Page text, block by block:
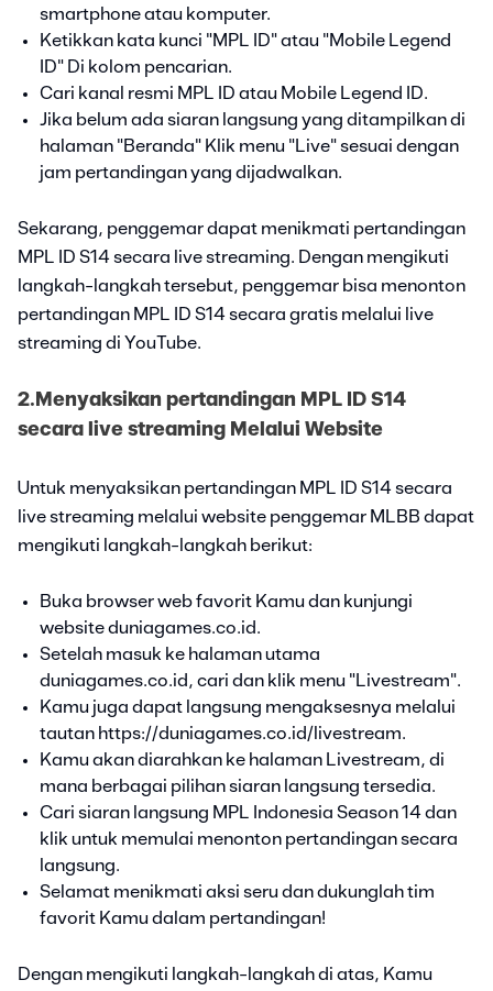
smartphone atau komputer.
Ketikkan kata kunci "MPL ID" atau "Mobile Legend
ID" Di kolom pencarian.
Cari kanal resmi MPL ID atau Mobile Legend ID.
Jika belum ada siaran langsung yang ditampilkan di
halaman "Beranda" Klik menu "Live" sesuai dengan
jam pertandingan yang dijadwalkan.
Sekarang, penggemar dapat menikmati pertandingan
MPL ID S14 secara live streaming. Dengan mengikuti
langkah-langkah tersebut, penggemar bisa menonton
pertandingan MPL ID S14 secara gratis melalui live
streaming di YouTube.
2.Menyaksikan pertandingan MPL ID S14
secara live streaming Melalui Website
Untuk menyaksikan pertandingan MPL ID S14 secara
live streaming melalui website penggemar MLBB dapat
mengikuti langkah-langkah berikut:
Buka browser web favorit Kamu dan kunjungi
website duniagames.co.id.
Setelah masuk ke halaman utama
duniagames.co.id, cari dan klik menu "Livestream".
Kamu juga dapat langsung mengaksesnya melalui
tautan https://duniagames.co.id/livestream.
Kamu akan diarahkan ke halaman Livestream, di
mana berbagai pilihan siaran langsung tersedia.
Cari siaran langsung MPL Indonesia Season 14 dan
klik untuk memulai menonton pertandingan secara
langsung.
Selamat menikmati aksi seru dan dukunglah tim
favorit Kamu dalam pertandingan!
Dengan mengikuti langkah-langkah di atas, Kamu